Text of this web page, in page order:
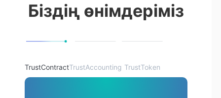
Біздің өнімдеріміз
TrustContractTrustAccounting TrustToken